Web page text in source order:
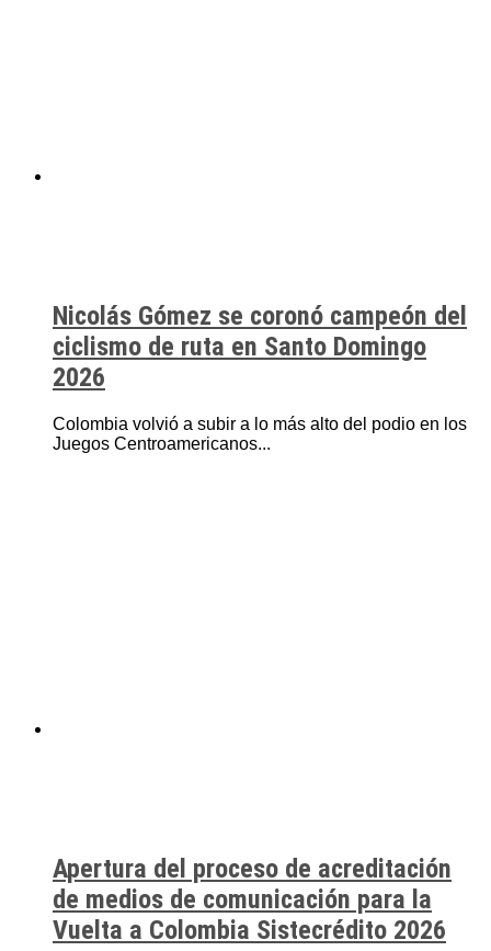
Nicolás Gómez se coronó campeón del
ciclismo de ruta en Santo Domingo
2026
Colombia volvió a subir a lo más alto del podio en los
Juegos Centroamericanos...
Apertura del proceso de acreditación
de medios de comunicación para la
Vuelta a Colombia Sistecrédito 2026